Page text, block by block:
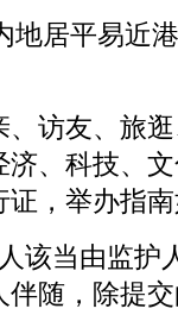
居平易近
访友、旅逛
、科技、
，举办指
当由监护
随，除提